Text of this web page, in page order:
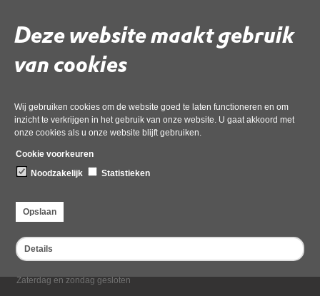
Deze website maakt gebruik
van cookies
Wij gebruiken cookies om de website goed te laten functioneren en om
inzicht te verkrijgen in het gebruik van onze website. U gaat akkoord met
onze cookies als u onze website blijft gebruiken.
Cookie voorkeuren
Noodzakelijk
Statistieken
Opslaan
Details
Bezoekadres
Dampten 2, 1624 NR Hoorn
Postbus 2095, 1620 EB Hoorn
Openingstijden kantoor
Maandag tot en met vrijdag*
van 08:00 tot 16:30
Zaterdag en zondag gesloten